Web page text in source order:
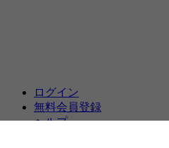
ログイン
無料会員登録
ヘルプ